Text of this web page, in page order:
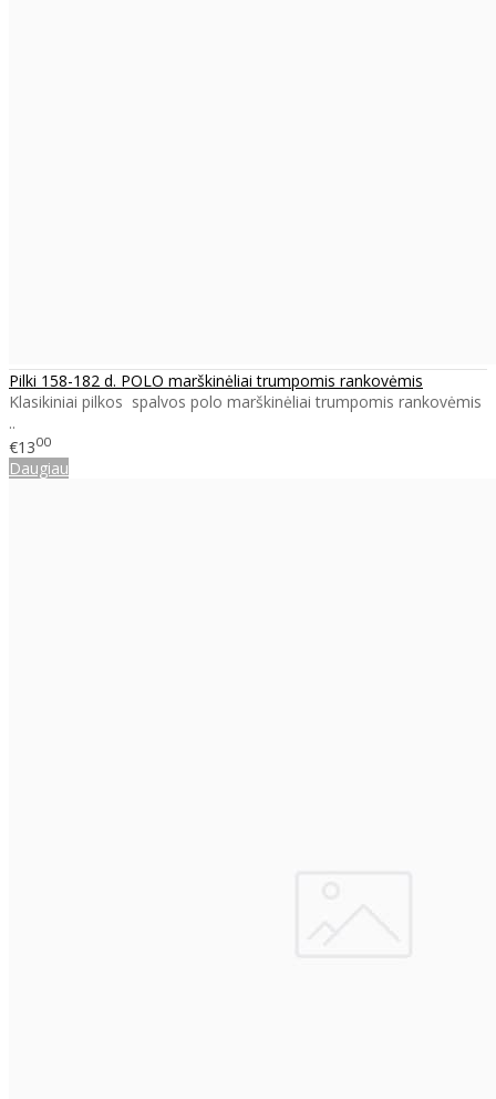
Pilki 158-182 d. POLO marškinėliai trumpomis rankovėmis
Klasikiniai pilkos spalvos polo marškinėliai trumpomis rankovėmis
..
€1300
Daugiau